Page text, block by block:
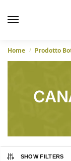
Home / Prodotto
SHOW FILTERS